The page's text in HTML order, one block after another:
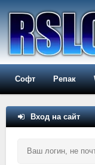
Софт Репак
Вход на сайт